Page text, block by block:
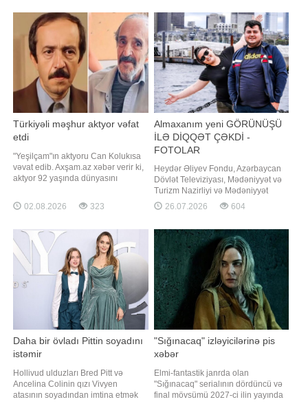
müsahibəsində danışıb. Ülviyyə
Xəlilbəyli bildirib ki, nişanlı olduqları
dövrdə münasibətlərini
Türkiyəli məşhur aktyor vəfat
etdi
"Yeşilçam"ın aktyoru Can Kolukısa
vəvat edib. Axşam.az xəbər verir ki,
aktyor 92 yaşında dünyasını
son olaraq "Mehmed: Fetihler
Sultanı" serialında rol alıb. Aktyor
"Muhteşem Yüzyıl"
02.08.2026 323
Almaxanım yeni GÖRÜNÜŞÜ
İLƏ DİQQƏT ÇƏKDİ -
FOTOLAR
Heydər Əliyev Fondu, Azərbaycan
Dövlət Televiziyası, Mədəniyyət və
Turizm Nazirliyi və Mədəniyyət
Fondunun birgə təşkil etdiyi VI
Muğam Müsabiqəsinin qalibi - Qran
Əhmədli sosial mediada paylaşımı
ilə diqqət çəkib. xəbər verir ki,
Almaxanım sosial mediada yeni
görüntülərin
26.07.2026 604
Daha bir övladı Pittin soyadını
istəmir
Hollivud ulduzları Bred Pitt və
Ancelina Colinin qızı Vivyen
atasının soyadından imtina etmək
"Sığınacaq" izləyicilərinə pis
xəbər
Elmi-fantastik janrda olan
"Sığınacaq" serialının dördüncü və
final mövsümü 2027-ci ilin yayında